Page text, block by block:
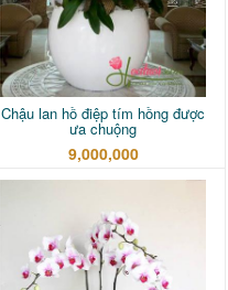
Chậu lan hồ điệp tím hồng được
ưa chuộng
9,000,000